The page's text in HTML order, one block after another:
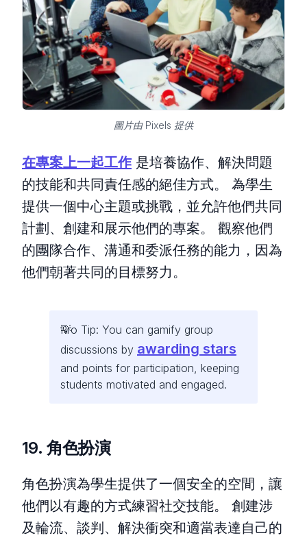
圖片由 Pixels 提供
在專案上一起工作是培養協作、解決問題
的技能和共同責任感的絕佳方式。 為學生
提供一個中心主題或挑戰，並允許他們共同
計劃、創建和展示他們的專案。 觀察他們
的團隊合作、溝通和委派任務的能力，因為
他們朝著共同的目標努力。
Pro Tip: You can gamify group
discussions by awarding stars
and points for participation, keeping
students motivated and engaged.
19. 角色扮演
角色扮演為學生提供了一個安全的空間，讓
他們以有趣的方式練習社交技能。 創建涉
及輪流、談判、解決衝突和適當表達自己的